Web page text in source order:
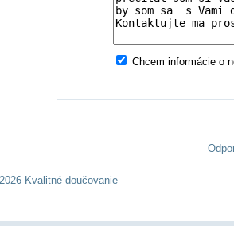
Chcem informácie o
Kvalitné doučovanie